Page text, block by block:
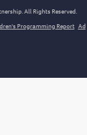
All Rights Reserved.
Programming Report Ad